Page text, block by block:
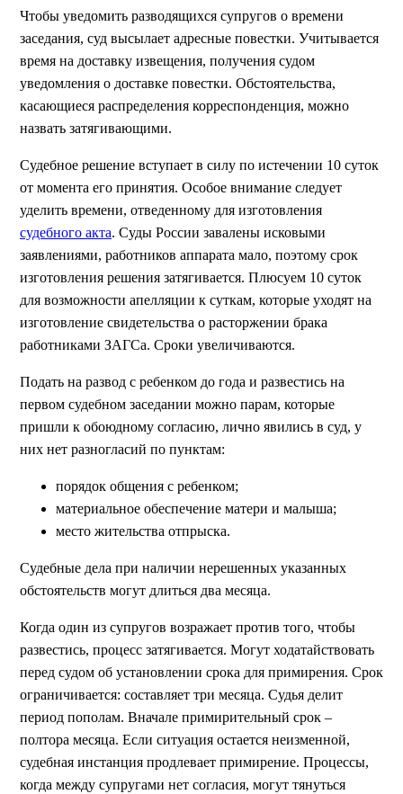
Чтобы уведомить разводящихся супругов о времени
заседания, суд высылает адресные повестки. Учитывается
время на доставку извещения, получения судом
уведомления о доставке повестки. Обстоятельства,
касающиеся распределения корреспонденция, можно
назвать затягивающими.
Судебное решение вступает в силу по истечении 10 суток
от момента его принятия. Особое внимание следует
уделить времени, отведенному для изготовления
судебного акта. Суды России завалены исковыми
заявлениями, работников аппарата мало, поэтому срок
изготовления решения затягивается. Плюсуем 10 суток
для возможности апелляции к суткам, которые уходят на
изготовление свидетельства о расторжении брака
работниками ЗАГСа. Сроки увеличиваются.
Подать на развод с ребенком до года и развестись на
первом судебном заседании можно парам, которые
пришли к обоюдному согласию, лично явились в суд, у
них нет разногласий по пунктам:
порядок общения с ребенком;
материальное обеспечение матери и малыша;
место жительства отпрыска.
Судебные дела при наличии нерешенных указанных
обстоятельств могут длиться два месяца.
Когда один из супругов возражает против того, чтобы
развестись, процесс затягивается. Могут ходатайствовать
перед судом об установлении срока для примирения. Срок
ограничивается: составляет три месяца. Судья делит
период пополам. Вначале примирительный срок –
полтора месяца. Если ситуация остается неизменной,
судебная инстанция продлевает примирение. Процессы,
когда между супругами нет согласия, могут тянуться